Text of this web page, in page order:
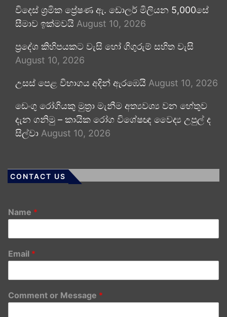
විදෙස් ශ්‍රමික ප්‍රේෂණ ඇ. ඩොලර් මිලියන 5,000සේ
සීමාව ඉක්මවයි August 10, 2026
ප්‍රදේශ කිහිපයකට වැසි හෝ ගිගුරුම් සහිත වැසි
August 10, 2026
උසස් පෙළ විභාගය අදින් ඇරඹෙයි August 10, 2026
ඩෙංගු රෝගියකු ⁣මුත්‍රා මැනීම අත්‍යවශ්‍ය වන හේතුව
දැන ගනිමු – කායික රෝග විශේෂඥ වෛද්‍ය උපුල් ද
සිල්වා August 10, 2026
CONTACT US
Name *
Email *
Comment or Message *